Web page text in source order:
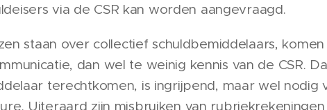
via de CSR kan worden aangevraagd.
staan over collectief schuldbemiddelaars, komen
dan wel te weinig kennis van de CSR.
terechtkomen, is ingrijpend, maar wel nodig
Uiteraard zijn misbruiken van rubriekrekeningen